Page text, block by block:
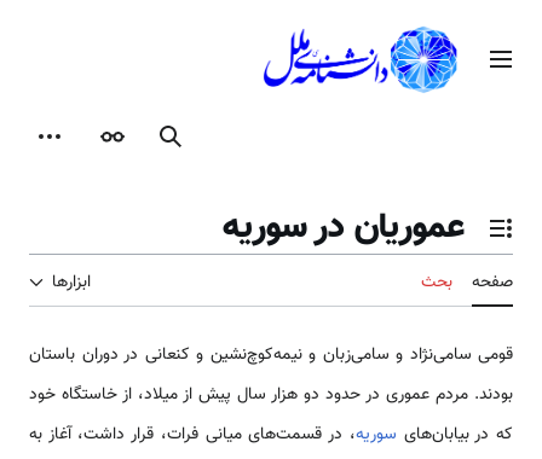
محتوامنوی اصلی
جستجوظاهر
تغییر وضعیت فهرست محتویات
عموریان در سوریه
صفحه بحث ابزارها
قومی سامی‌نژاد و سامی‌زبان و نیمه‌کوچ‌نشین و کنعانی در دوران باستان
بودند. مردم عموری در حدود دو هزار سال پیش از میلاد، از خاستگاه خود
که در بیابان‌های سوریه، در قسمت‌های میانی فرات، قرار داشت، آغاز به